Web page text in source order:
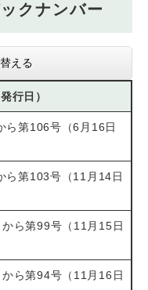
クナンバー
える
行日）
ら第106号（6月16日
ら第103号（11月14日
ら第99号（11月15日
ら第94号（11月16日